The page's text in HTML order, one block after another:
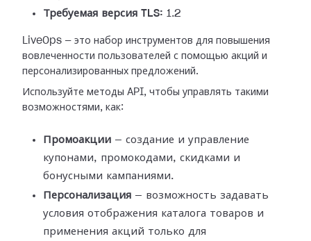
Требуемая версия TLS: 1.2
LiveOps — это набор инструментов для повышения
вовлеченности пользователей с помощью акций и
персонализированных предложений.
Используйте методы API, чтобы управлять такими
возможностями, как:
Промоакции — создание и управление
купонами, промокодами, скидками и
бонусными кампаниями.
Персонализация — возможность задавать
условия отображения каталога товаров и
применения акций только для